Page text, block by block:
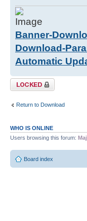
Banner-
Download-
Automatic
Topic locked
Return to Download
WHO IS ONLINE
Users browsing this forum:
Board index